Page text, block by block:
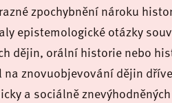
zpochybnění nároku
epistemologické otázky
dějin, orální historie nebo
znovuobjevování dějin dříve
a sociálně